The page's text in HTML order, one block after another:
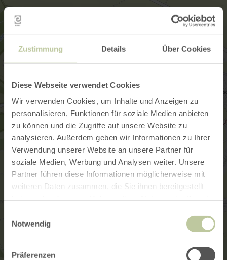
Zustimmung Details Über Cookies
Diese Webseite verwendet Cookies
Wir verwenden Cookies, um Inhalte und Anzeigen zu
personalisieren, Funktionen für soziale Medien anbieten
zu können und die Zugriffe auf unsere Website zu
analysieren. Außerdem geben wir Informationen zu Ihrer
Verwendung unserer Website an unsere Partner für
soziale Medien, Werbung und Analysen weiter. Unsere
Partner führen diese Informationen möglicherweise mit
weiteren Daten zusammen, die Sie ihnen bereitgestellt
Notwendig
Präferenzen